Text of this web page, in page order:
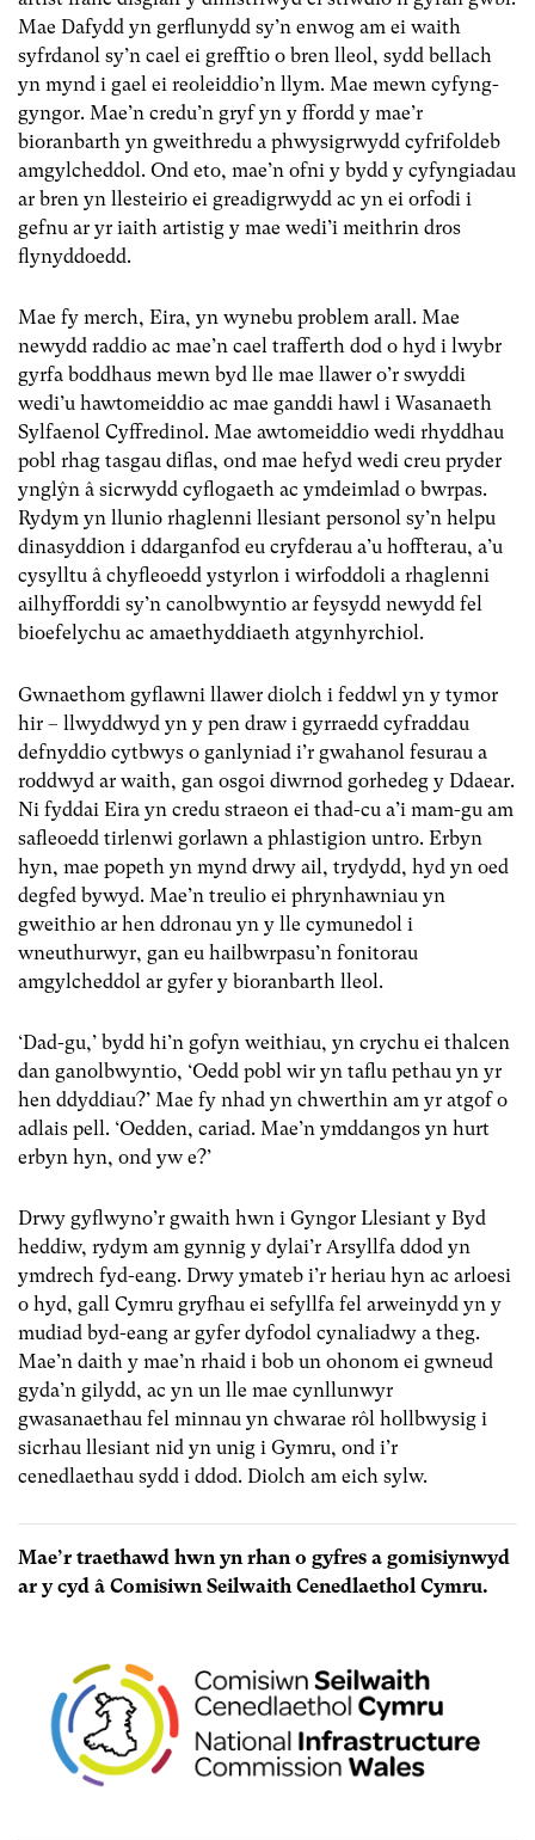
Mae Dafydd yn gerflunydd sy’n enwog am ei waith
syfrdanol sy’n cael ei grefftio o bren lleol, sydd bellach
yn mynd i gael ei reoleiddio’n llym. Mae mewn cyfyng-
gyngor. Mae’n credu’n gryf yn y ffordd y mae’r
bioranbarth yn gweithredu a phwysigrwydd cyfrifoldeb
amgylcheddol. Ond eto, mae’n ofni y bydd y cyfyngiadau
ar bren yn llesteirio ei greadigrwydd ac yn ei orfodi i
gefnu ar yr iaith artistig y mae wedi’i meithrin dros
flynyddoedd.
Mae fy merch, Eira, yn wynebu problem arall. Mae
newydd raddio ac mae’n cael trafferth dod o hyd i lwybr
gyrfa boddhaus mewn byd lle mae llawer o’r swyddi
wedi’u hawtomeiddio ac mae ganddi hawl i Wasanaeth
Sylfaenol Cyffredinol. Mae awtomeiddio wedi rhyddhau
pobl rhag tasgau diflas, ond mae hefyd wedi creu pryder
ynglŷn â sicrwydd cyflogaeth ac ymdeimlad o bwrpas.
Rydym yn llunio rhaglenni llesiant personol sy’n helpu
dinasyddion i ddarganfod eu cryfderau a’u hoffterau, a’u
cysylltu â chyfleoedd ystyrlon i wirfoddoli a rhaglenni
ailhyfforddi sy’n canolbwyntio ar feysydd newydd fel
bioefelychu ac amaethyddiaeth atgynhyrchiol.
Gwnaethom gyflawni llawer diolch i feddwl yn y tymor
hir – llwyddwyd yn y pen draw i gyrraedd cyfraddau
defnyddio cytbwys o ganlyniad i’r gwahanol fesurau a
roddwyd ar waith, gan osgoi diwrnod gorhedeg y Ddaear.
Ni fyddai Eira yn credu straeon ei thad-cu a’i mam-gu am
safleoedd tirlenwi gorlawn a phlastigion untro. Erbyn
hyn, mae popeth yn mynd drwy ail, trydydd, hyd yn oed
degfed bywyd. Mae’n treulio ei phrynhawniau yn
gweithio ar hen ddronau yn y lle cymunedol i
wneuthurwyr, gan eu hailbwrpasu’n fonitorau
amgylcheddol ar gyfer y bioranbarth lleol.
‘Dad-gu,’ bydd hi’n gofyn weithiau, yn crychu ei thalcen
dan ganolbwyntio, ‘Oedd pobl wir yn taflu pethau yn yr
hen ddyddiau?’ Mae fy nhad yn chwerthin am yr atgof o
adlais pell. ‘Oedden, cariad. Mae’n ymddangos yn hurt
erbyn hyn, ond yw e?’
Drwy gyflwyno’r gwaith hwn i Gyngor Llesiant y Byd
heddiw, rydym am gynnig y dylai’r Arsyllfa ddod yn
ymdrech fyd-eang. Drwy ymateb i’r heriau hyn ac arloesi
o hyd, gall Cymru gryfhau ei sefyllfa fel arweinydd yn y
mudiad byd-eang ar gyfer dyfodol cynaliadwy a theg.
Mae’n daith y mae’n rhaid i bob un ohonom ei gwneud
gyda’n gilydd, ac yn un lle mae cynllunwyr
gwasanaethau fel minnau yn chwarae rôl hollbwysig i
sicrhau llesiant nid yn unig i Gymru, ond i’r
cenedlaethau sydd i ddod. Diolch am eich sylw.
Mae’r traethawd hwn yn rhan o gyfres a gomisiynwyd
ar y cyd â Comisiwn Seilwaith Cenedlaethol Cymru.